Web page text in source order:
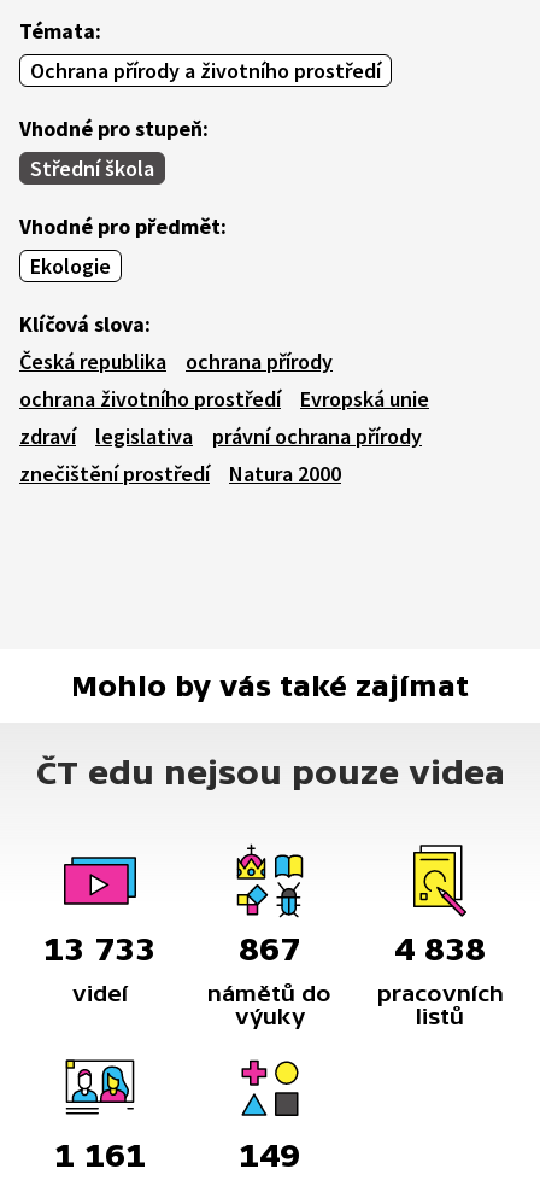
Témata:
Ochrana přírody a životního prostředí
Vhodné pro stupeň:
Střední škola
Vhodné pro předmět:
Ekologie
Klíčová slova:
Česká republika
ochrana přírody
ochrana životního prostředí
Evropská unie
zdraví
legislativa
právní ochrana přírody
znečištění prostředí
Natura 2000
Mohlo by vás také zajímat
ČT edu nejsou pouze videa
13 733
videí
867
námětů do
výuky
4 838
pracovních
listů
1 161 149